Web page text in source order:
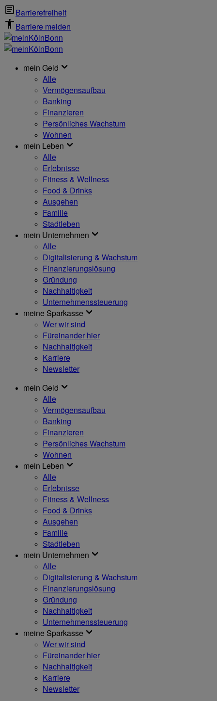
Barrierefreiheit
Barriere melden
mein Geld
Alle
Vermögensaufbau
Banking
Finanzieren
Persönliches Wachstum
Wohnen
mein Leben
Alle
Erlebnisse
Fitness & Wellness
Food & Drinks
Ausgehen
Familie
Stadtleben
mein Unternehmen
Alle
Digitalisierung & Wachstum
Finanzierungslösung
Gründung
Nachhaltigkeit
Unternehmenssteuerung
meine Sparkasse
Wer wir sind
Füreinander hier
Nachhaltigkeit
Karriere
Newsletter
mein Geld
Alle
Vermögensaufbau
Banking
Finanzieren
Persönliches Wachstum
Wohnen
mein Leben
Alle
Erlebnisse
Fitness & Wellness
Food & Drinks
Ausgehen
Familie
Stadtleben
mein Unternehmen
Alle
Digitalisierung & Wachstum
Finanzierungslösung
Gründung
Nachhaltigkeit
Unternehmenssteuerung
meine Sparkasse
Wer wir sind
Füreinander hier
Nachhaltigkeit
Karriere
Newsletter